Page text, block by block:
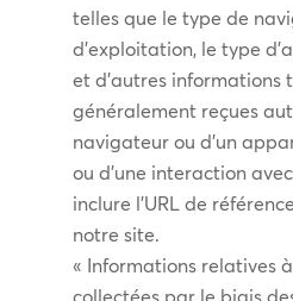
telles que le type de
d’exploitation, le type
et d’autres informations
généralement reçues
navigateur ou d’un
ou d’une interaction
inclure l’URL de
notre site.
« Informations relatives
collectées par le biais